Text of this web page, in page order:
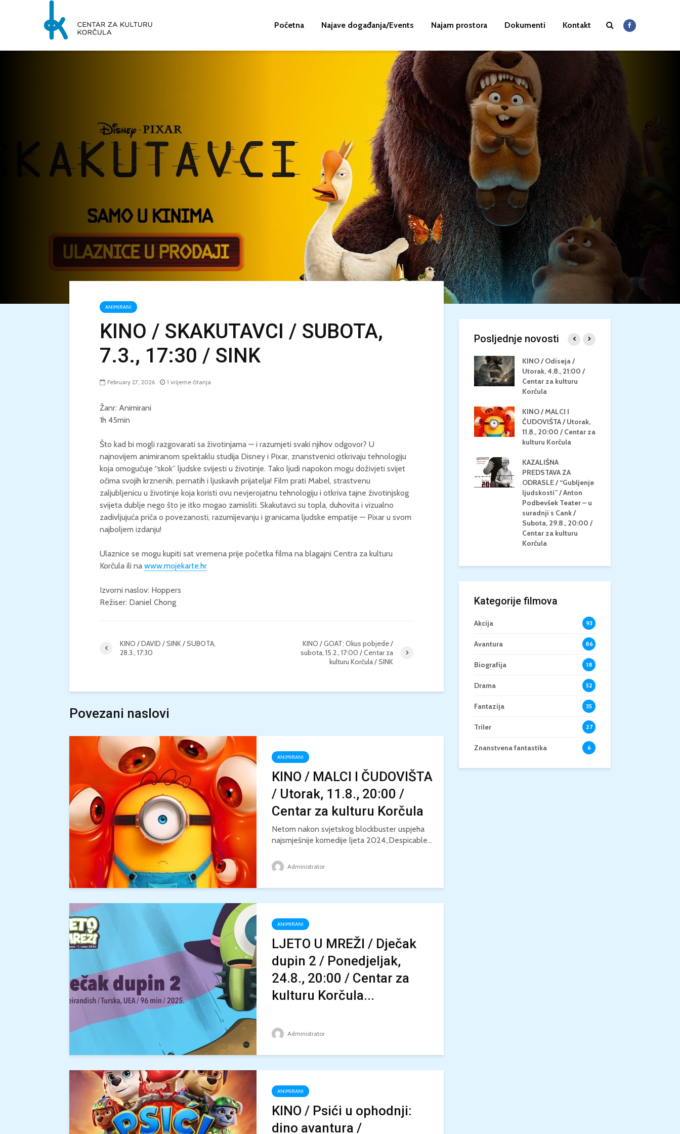
Početna Najave događanja/Events Najam prostora Dokumenti Kontakt
ANIMIRANI
KINO / SKAKUTAVCI / SUBOTA,
7.3., 17:30 / SINK
February 27, 2026 1 vrijeme čitanja
Žanr: Animirani
1h 45min
Što kad bi mogli razgovarati sa životinjama — i razumjeti svaki njihov odgovor? U
najnovijem animiranom spektaklu studija Disney i Pixar, znanstvenici otkrivaju tehnologiju
koja omogućuje “skok” ljudske svijesti u životinje. Tako ljudi napokon mogu doživjeti svijet
očima svojih krznenih, pernatih i ljuskavih prijatelja! Film prati Mabel, strastvenu
zaljubljenicu u životinje koja koristi ovu nevjerojatnu tehnologiju i otkriva tajne životinjskog
svijeta dublje nego što je itko mogao zamisliti. Skakutavci su topla, duhovita i vizualno
zadivljujuća priča o povezanosti, razumijevanju i granicama ljudske empatije — Pixar u svom
najboljem izdanju!
Ulaznice se mogu kupiti sat vremena prije početka filma na blagajni Centra za kulturu
Korčula ili na www.mojekarte.hr
Izvorni naslov: Hoppers
Režiser: Daniel Chong
KINO / DAVID / SINK / SUBOTA,
28.3., 17:30
KINO / GOAT: Okus pobjede /
subota, 15.2., 17:00 / Centar za
kulturu Korčula / SINK
Povezani naslovi
ANIMIRANI
KINO / MALCI I ČUDOVIŠTA
/ Utorak, 11.8., 20:00 /
Centar za kulturu Korčula
Netom nakon svjetskog blockbuster uspjeha
najsmješnije komedije ljeta 2024.,Despicable...
Administrator
ANIMIRANI
LJETO U MREŽI / Dječak
dupin 2 / Ponedjeljak,
24.8., 20:00 / Centar za
kulturu Korčula...
Administrator
ANIMIRANI
KINO / Psići u ophodnji:
dino avantura /
Posljednje novosti
Centar za kulturu
Korčula / 12+
KONCERT KLASIČNE
GLAZBE / Marin Limić i
Neli Šestanović /
Utorak, 25.8., 21:00 /
Atrij Gradske vijećnice
Korčula
Korčula
KINO / ICE CREAM
21:00 / Centar za
KINO / Odiseja /
Utorak, 4.8., 21:00 /
Centar za kulturu
Korčula
KINO / MALCI I
ČUDOVIŠTA / Utorak,
11.8., 20:00 / Centar za
kulturu Korčula
KAZALIŠNA
PREDSTAVA ZA
ODRASLE / “Gubljenje
ljudskosti” / Anton
Podbevšek Teater – u
suradnji s Cank /
Subota, 29.8., 20:00 /
Centar za kulturu
Korčula
Kategorije filmova
Akcija 93
Avantura 86
Biografija 18
Drama 52
Fantazija 35
Triler 27
Znanstvena fantastika 6